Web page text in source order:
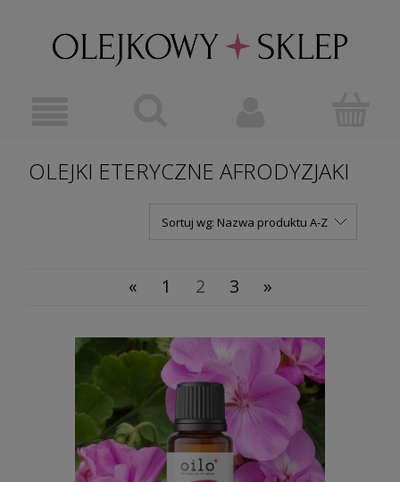
OLEJKI ETERYCZNE AFRODYZJAKI
Sortuj wg: Nazwa produktu A-Z
« 1 2 3 »